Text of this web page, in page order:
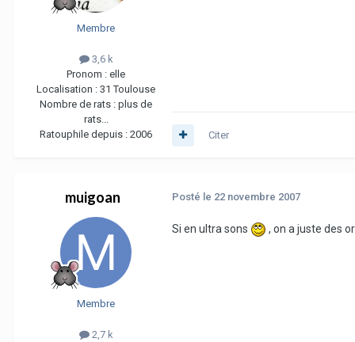
Membre
3,6 k
Pronom : elle
Localisation : 31 Toulouse
Nombre de rats : plus de
rats...
Ratouphile depuis : 2006 Citer
muigoan
Membre
2,7 k
Posté le 22 novembre 2007
Si en ultra sons , on a juste des